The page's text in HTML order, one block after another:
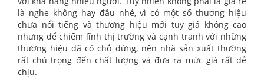
là nghe không hay đâu nhé, vì có một số thương hiệu
chưa nổi tiếng và thương hiệu mới tuy giá không cao
nhưng để chiếm lĩnh thị trường và cạnh tranh với những
thương hiệu đã có chỗ đứng, nên nhà sản xuất thường
rất chú trọng đến chất lượng và đưa ra mức giá rất dễ
chịu.